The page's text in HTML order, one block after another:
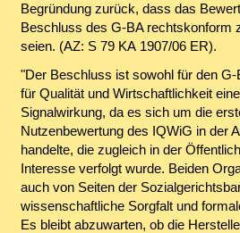
Begründung zurück, dass das
Beschluss des G-BA rechtskonform
seien. (AZ: S 79 KA 1907/06 ER).
"Der Beschluss ist sowohl für den
für Qualität und Wirtschaftlichkeit
Signalwirkung, da es sich um die
Nutzenbewertung des IQWiG in der
handelte, die zugleich in der
Interesse verfolgt wurde. Beiden
auch von Seiten der
wissenschaftliche Sorgfalt und
Es bleibt abzuwarten, ob die